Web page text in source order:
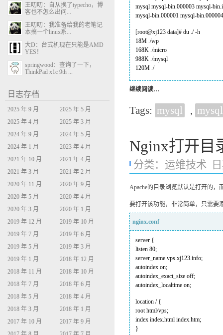
mysql mysql-bin.000003 mysql-
mysql-bin.000001 mysql-
[root@xj123 data]# du ./ -h
18M ./wp
168K ./micro
988K ./mysql
120M ./
继续阅读…
Tags: mysql ,
Nginx打开目
分类： 运维技术
Apache的目录浏览默认是打开的
要打开该功能，非常简单，只需要
nginx.conf
server {
listen 80;
server_name vps.xj123.info;
autoindex on;
autoindex_exact_size off;
autoindex_localtime on;
location / {
root html/vps;
index index.html index.htm;
}
王叨叨：自从换了typecho，博
客也不怎么出问...
王叨叨：我准备给我的老笔记
本搞一个linux系...
大D：台式机现在只能是AMD
YES！
springwood：查询了一下，
ThinkPad x1c 9th ...
日志存档
2025 年 9 月
2025 年 5 月
2025 年 4 月
2025 年 3 月
2024 年 9 月
2024 年 5 月
2024 年 1 月
2023 年 4 月
2021 年 10 月
2021 年 4 月
2021 年 3 月
2021 年 2 月
2020 年 11 月
2020 年 9 月
2020 年 5 月
2020 年 4 月
2020 年 3 月
2020 年 1 月
2019 年 12 月
2019 年 10 月
2019 年 7 月
2019 年 6 月
2019 年 5 月
2019 年 3 月
2019 年 1 月
2018 年 12 月
2018 年 11 月
2018 年 10 月
2018 年 7 月
2018 年 6 月
2018 年 5 月
2018 年 4 月
2018 年 3 月
2018 年 1 月
2017 年 10 月
2017 年 9 月